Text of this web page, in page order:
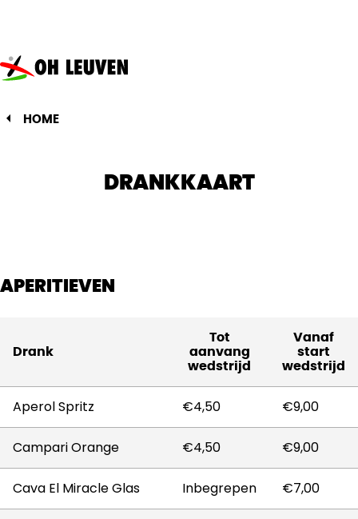
Oud-
Heverlee
Leuven
HOME
DRANKKAART
APERITIEVEN
Drank
Tot
aanvang
wedstrijd
Vanaf
start
wedstrijd
Aperol Spritz €4,50 €9,00
Campari Orange €4,50 €9,00
Cava El Miracle Glas Inbegrepen €7,00